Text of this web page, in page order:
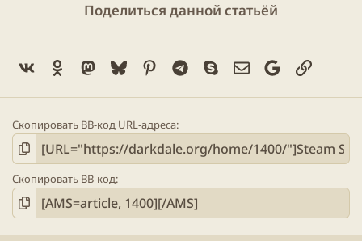
Поделиться данной статьёй
Vk Ok Mastodon
BlueskyPinterestTelegram
SkypeЭлектронная
GoogleСсылка
Скопировать BB-код URL-адреса
Скопировать BB-код